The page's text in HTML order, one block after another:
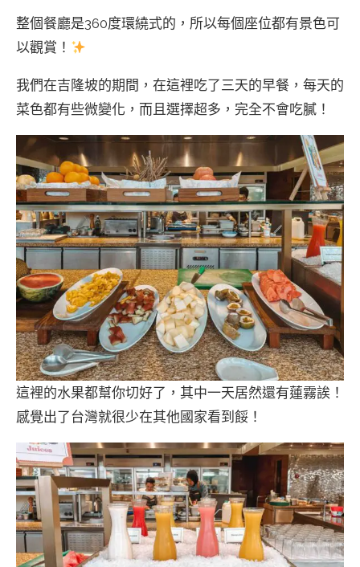
整個餐廳是360度環繞式的，所以每個座位都有景色可
以觀賞！
我們在吉隆坡的期間，在這裡吃了三天的早餐，每天的
菜色都有些微變化，而且選擇超多，完全不會吃膩！
這裡的水果都幫你切好了，其中一天居然還有蓮霧誒！
感覺出了台灣就很少在其他國家看到餒！